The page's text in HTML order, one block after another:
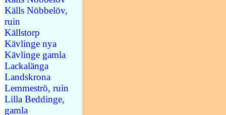
Källs Nöbbelöv,
ruin
Källstorp
Kävlinge nya
Kävlinge gamla
Lackalänga
Landskrona
Lemmeströ, ruin
Lilla Beddinge,
gamla